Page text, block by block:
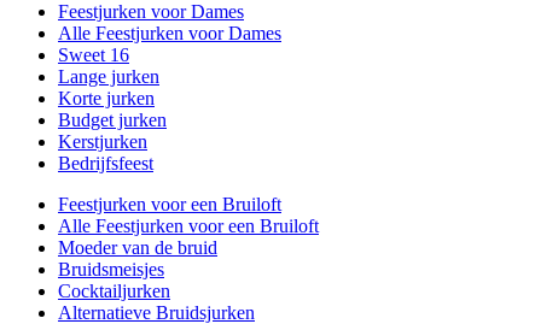
Feestjurken voor Dames
Alle Feestjurken voor Dames
Sweet 16
Lange jurken
Korte jurken
Budget jurken
Kerstjurken
Bedrijfsfeest
Feestjurken voor een Bruiloft
Alle Feestjurken voor een Bruiloft
Moeder van de bruid
Bruidsmeisjes
Cocktailjurken
Alternatieve Bruidsjurken